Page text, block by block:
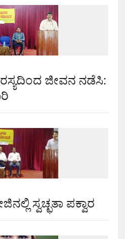
ಜೀವನ ನಡೆಸಿ:
ಸ್ವಚ್ಛತಾ ಪಕ್ವಾರ